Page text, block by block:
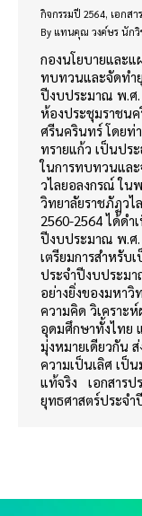
กิจกรรมปี 2564, เอกส
By แทนคุณ วงค์ษร นัก
กองนโยบายและแ
ทบทวนและจัดทำ
ปีงบประมาณ พ.ศ.
ห้องประชุมราชน
ศรีนครินทร์ โดยท่
ทรายแก้ว เป็นปร
ในการทบทวนแล
วไลยอลงกรณ์ ใน
วิทยาลัยราชภัฏว
2560-2564 ได้ด
ปีงบประมาณ พ.ศ.
เตรียมการสำหรับ
ประจำปีงบประม
อย่างยิ่งของมหา
ความคิด วิเคราะ
อุดมศึกษาทั้งไทย
มุ่งหมายเดียวกัน
ความเป็นเลิศ เป็
แท้จริง เอกสารป
ยุทธศาสตร์ประจ